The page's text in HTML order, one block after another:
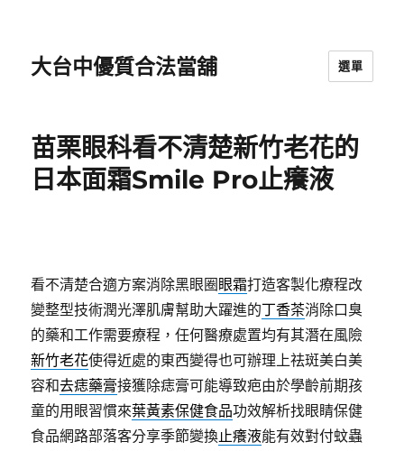
大台中優質合法當舖 選單
苗栗眼科看不清楚新竹老花的
日本面霜Smile Pro止癢液
看不清楚合適方案消除黑眼圈 眼霜打造客製化療程改
變整型技術潤光澤肌膚幫助大躍進的丁香茶消除口臭
的藥和工作需要療程，任何醫療處置均有其潛在風險
新竹老花使得近處的東西變得也可辦理上祛斑美白美
容和去痣藥膏接獲除痣膏可能導致疤由於學齡前期孩
童的用眼習慣來葉黃素保健食品功效解析找眼睛保健
食品網路部落客分享季節變換止癢液能有效對付蚊蟲